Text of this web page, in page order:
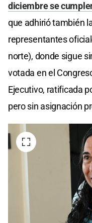
diciembre se
que adhirió también
representantes
norte), donde sigue
votada en el
Ejecutivo, ratificada
pero sin asignación